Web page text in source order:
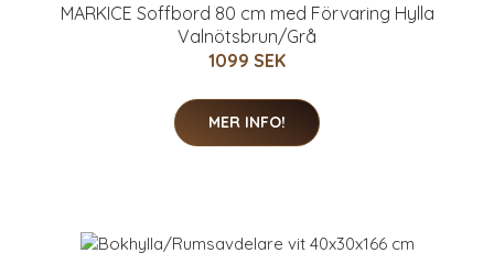
MARKICE Soffbord 80 cm med Förvaring Hylla
Valnötsbrun/Grå
1099 SEK
MER INFO!